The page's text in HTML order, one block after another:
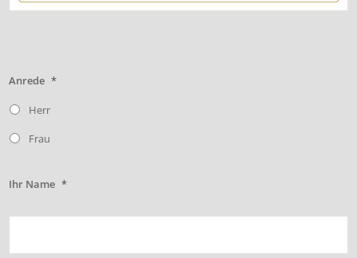
Anrede *
Herr
Frau
Ihr Name *